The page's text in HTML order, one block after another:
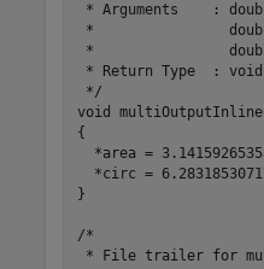
* Arguments    :
*
*
* Return Type  : void
*/
void
{
*area =
*circ =
}
/*
* File trailer for